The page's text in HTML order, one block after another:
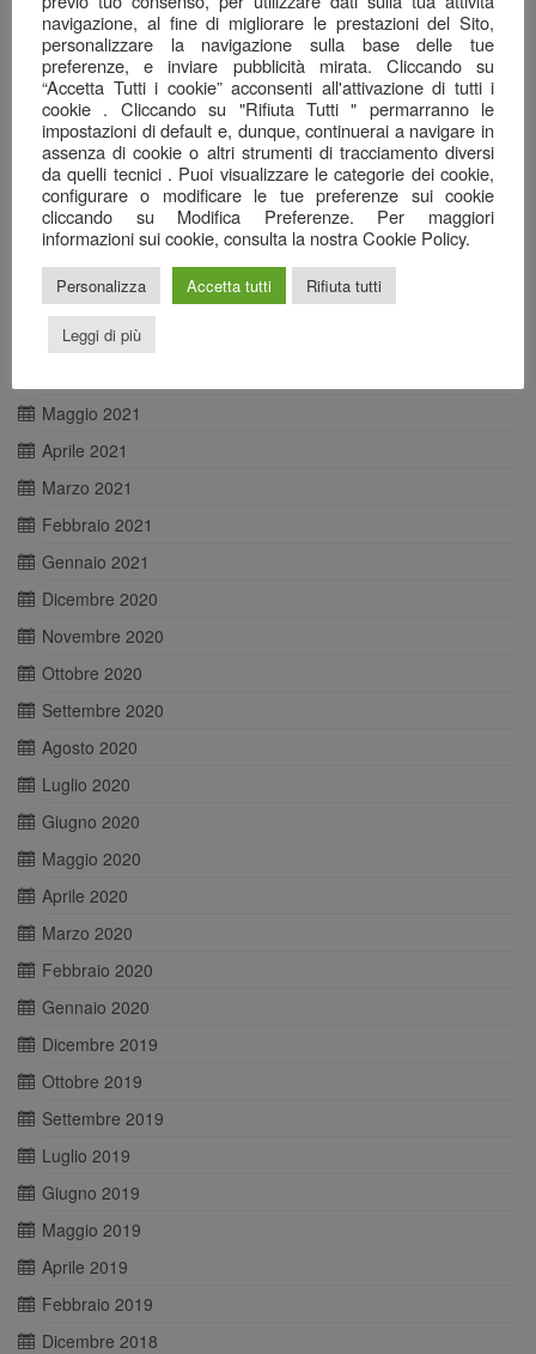
Maggio 2022
Aprile 2022
Marzo 2022
Febbraio 2022
Gennaio 2022
Dicembre 2021
Novembre 2021
Ottobre 2021
Agosto 2021
Luglio 2021
Maggio 2021
Aprile 2021
Marzo 2021
Febbraio 2021
Gennaio 2021
Dicembre 2020
Novembre 2020
Ottobre 2020
Settembre 2020
Agosto 2020
Luglio 2020
Giugno 2020
Maggio 2020
Aprile 2020
Marzo 2020
Febbraio 2020
Gennaio 2020
Dicembre 2019
Ottobre 2019
Settembre 2019
Luglio 2019
Giugno 2019
Maggio 2019
Aprile 2019
Febbraio 2019
Dicembre 2018
navigazione, al fine di migliorare le prestazioni del Sito,
personalizzare la navigazione sulla base delle tue
preferenze, e inviare pubblicità mirata. Cliccando su
“Accetta Tutti i cookie” acconsenti all'attivazione di tutti i
cookie . Cliccando su "Rifiuta Tutti " permarranno le
impostazioni di default e, dunque, continuerai a navigare in
assenza di cookie o altri strumenti di tracciamento diversi
da quelli tecnici . Puoi visualizzare le categorie dei cookie,
configurare o modificare le tue preferenze sui cookie
cliccando su Modifica Preferenze. Per maggiori
informazioni sui cookie, consulta la nostra Cookie Policy.
Personalizza Accetta tutti Rifiuta tutti
Leggi di più